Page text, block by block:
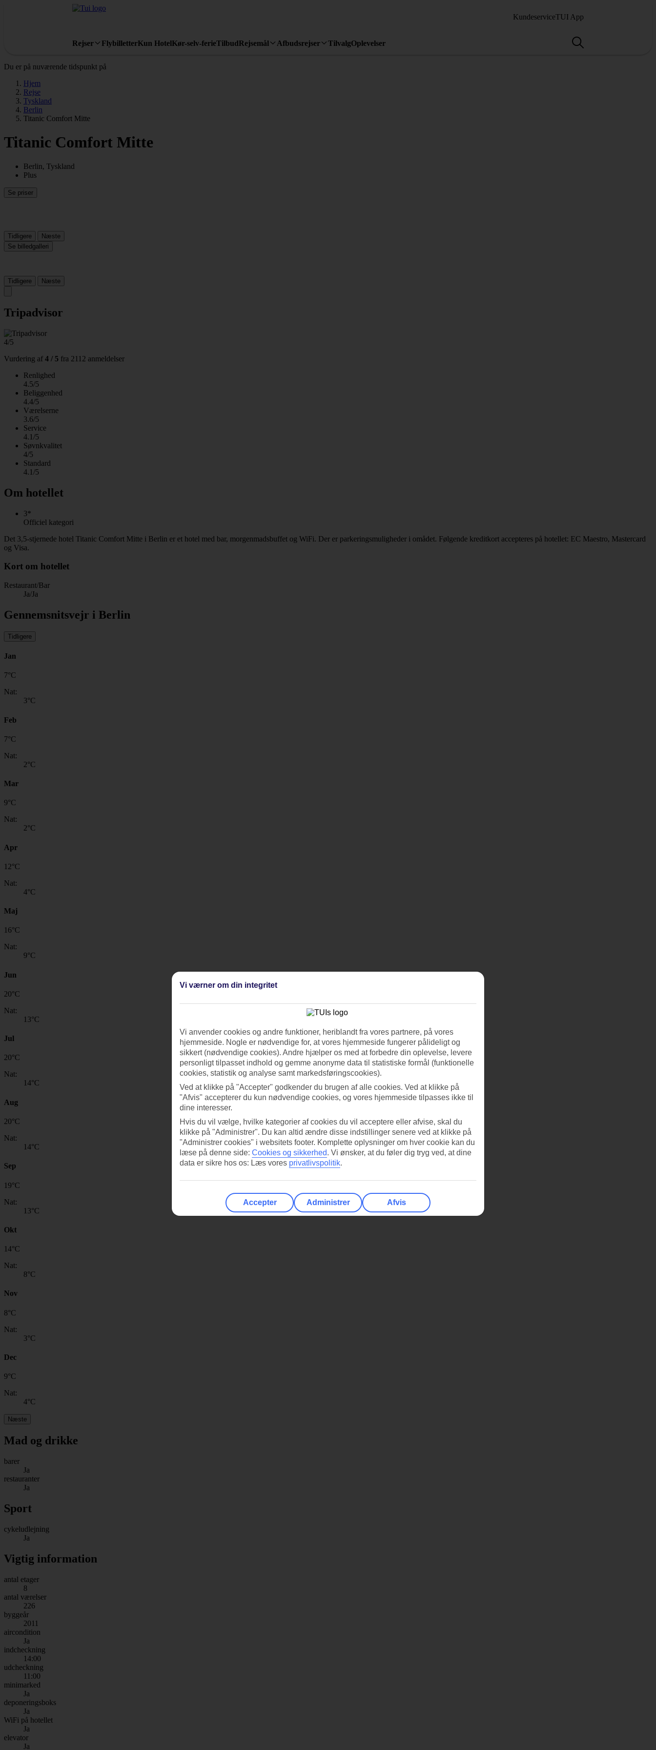
KundeserviceTUI App
Rejser FlybilletterKun HotelKør-selv-ferieTilbudRejsemål Afbudsrejser TilvalgOplevelser
Du er på nuværende tidspunkt på
Hjem
Rejse
Tyskland
Berlin
Titanic Comfort Mitte
Titanic Comfort Mitte
Berlin, Tyskland
Plus
Se priser
Tidligere
Næste
Se billedgalleri
Tidligere Næste
Tripadvisor
4/5
Vurdering af 4 / 5 fra 2112 anmeldelser
Renlighed
4.5/5
Beliggenhed
4.4/5
Værelserne
3.6/5
Service
4.1/5
Søvnkvalitet
4/5
Standard
4.1/5
Om hotellet
3*
Officiel kategori
Det 3,5-stjernede hotel Titanic Comfort Mitte i Berlin er et hotel med bar, morgenmadsbuffet og WiFi. Der er parkeringsmuligheder i omådet. Følgende kreditkort accepteres på hotellet: EC Maestro, Mastercard
og Visa.
Kort om hotellet
Restaurant/Bar
Ja/Ja
Gennemsnitsvejr i Berlin
Tidligere
Jan
7°C
Nat:
3°C
Feb
7°C
Nat:
2°C
Mar
9°C
Nat:
2°C
Apr
12°C
Nat:
4°C
Maj
16°C
Nat:
9°C
Jun
20°C
Nat:
13°C
Jul
20°C
Nat:
14°C
Aug
20°C
Nat:
14°C
Sep
19°C
Nat:
13°C
Okt
14°C
Nat:
8°C
Nov
8°C
Nat:
3°C
Dec
9°C
Nat:
4°C
Næste
Mad og drikke
barer
Ja
restauranter
Ja
Sport
cykeludlejning
Ja
Vigtig information
antal etager
8
antal værelser
226
byggeår
2011
aircondition
Ja
indcheckning
14:00
udcheckning
11:00
minimarked
Ja
deponeringsboks
Ja
WiFi på hotellet
Ja
elevator
Ja
Vi værner om din integritet
Vi anvender cookies og andre funktioner, heriblandt fra vores partnere, på vores
hjemmeside. Nogle er nødvendige for, at vores hjemmeside fungerer pålideligt og
sikkert (nødvendige cookies). Andre hjælper os med at forbedre din oplevelse, levere
personligt tilpasset indhold og gemme anonyme data til statistiske formål (funktionelle
cookies, statistik og analyse samt markedsføringscookies).
Ved at klikke på "Accepter" godkender du brugen af alle cookies. Ved at klikke på
"Afvis" accepterer du kun nødvendige cookies, og vores hjemmeside tilpasses ikke til
dine interesser.
Hvis du vil vælge, hvilke kategorier af cookies du vil acceptere eller afvise, skal du
klikke på "Administrer". Du kan altid ændre disse indstillinger senere ved at klikke på
"Administrer cookies" i websitets footer. Komplette oplysninger om hver cookie kan du
læse på denne side: Cookies og sikkerhed. Vi ønsker, at du føler dig tryg ved, at dine
data er sikre hos os: Læs vores privatlivspolitik.
Accepter Administrer Afvis